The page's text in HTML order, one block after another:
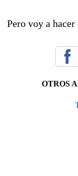
Pero voy a hacer
OTROS